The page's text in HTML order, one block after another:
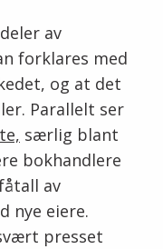
av
forklares med
og at det
Parallelt ser
særlig blant
bokhandlere
av
nye eiere.
presset